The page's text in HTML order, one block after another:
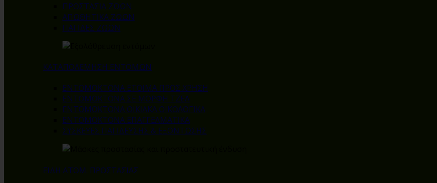
ΠΡΟΣΤΑΣΙΑ ΖΩΩΝ
ΑΠΩΘΗΤΙΚΑ ΖΩΩΝ
ΠΑΓΙΔΕΣ ΖΩΩΝ
ΚΑΤΑΠΟΛΕΜΗΣΗ ΕΝΤΟΜΩΝ
ΕΝΤΟΜΟΚΤΟΝΑ ΕΤΟΙΜΑ ΠΡΟΣ ΧΡΗΣΗ
ΕΝΤΟΜΟΚΤΟΝΑ ΣΕ ΜΟΡΦΗ ΤΖΕΛ
ΕΝΤΟΜΟΚΤΟΝΑ ΟΙΚΙΑΚΑ ΟΙΚΟΛΟΓΙΚΑ
ΕΝΤΟΜΟΚΤΟΝΑ ΕΠΑΓΓΕΛΜΑΤΙΚΑ
ΣΥΣΚΕΥΕΣ ΠΑΓΙΔΕΥΣΗΣ & ΕΞΟΝΤΩΣΗΣ
ΕΙΔΗ ΑΤΟΜ. ΠΡΟΣΤΑΣΙΑΣ